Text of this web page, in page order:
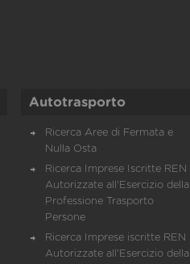
Autotrasporto
Ricerca Aree di Fermata e
Nulla Osta
Ricerca Imprese Iscritte REN
Autorizzate all'Esercizio della
Professione Trasporto
Persone
Ricerca Imprese iscritte REN
Autorizzate all'Esercizio della